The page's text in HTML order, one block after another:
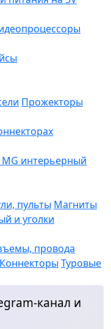
Прожекторы
MG интерьерный
пульты Магниты
и уголки
провода
Коннекторы Туровые
канал и